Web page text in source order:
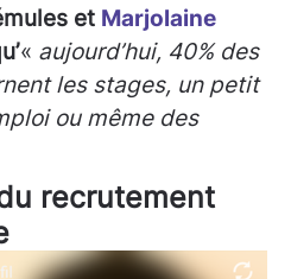
et Marjolaine
« aujourd’hui, 40% des
les stages, un petit
ou même des
recrutement